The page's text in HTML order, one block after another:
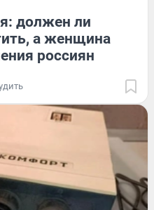
должен ли
а женщина
россиян